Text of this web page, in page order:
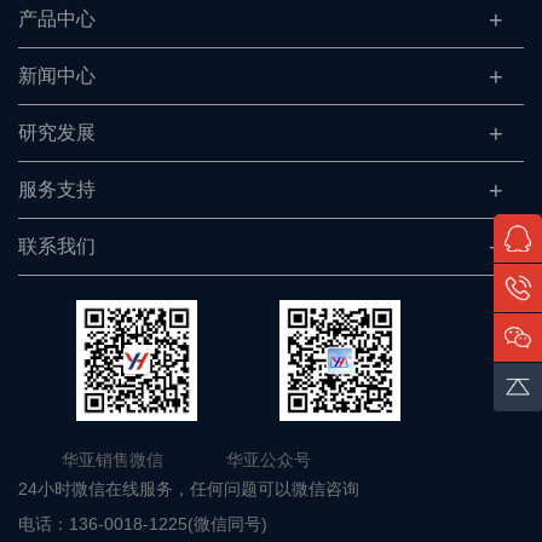
产品中心
新闻中心
研究发展
服务支持
联系我们
华亚销售微信 华亚公众号
24小时微信在线服务，任何问题可以微信咨询
电话： 136-0018-1225(微信同号)